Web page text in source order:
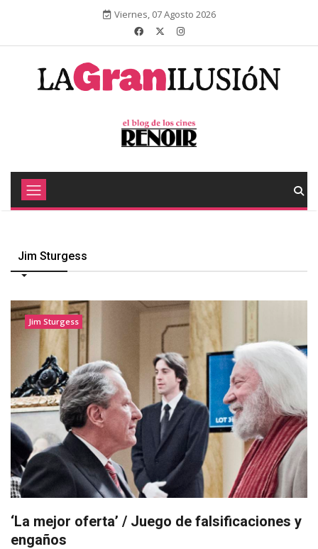
Viernes, 07 Agosto 2026
Jim Sturgess
Jim Sturgess
‘La mejor oferta’ / Juego de falsificaciones y
engaños